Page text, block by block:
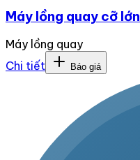
Máy lồng quay cỡ lớn
Máy lồng quay
Chi tiết
Báo giá